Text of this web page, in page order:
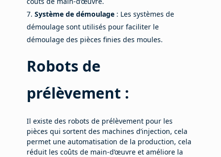
Système de démoulage: Les systèmes de
démoulage sont utilisés pour faciliter le
démoulage des pièces finies des moules.
Robots de
prélèvement :
Il existe des robots de prélèvement pour les
pièces qui sortent des machines d’injection, cela
permet une automatisation de la production, cela
réduit les coûts de main-d’œuvre et améliore la